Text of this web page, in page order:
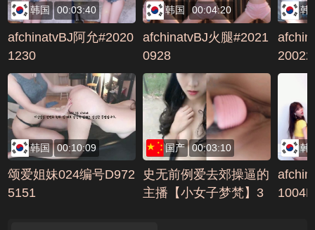
韩国 00:03:40
afchinatvBJ阿允#2020
1230
韩国 00:04:20
afchinatvBJ火腿#2021
0928
韩
韩国 00:10:09
颂爱姐妹024编号D972
5151
国产 00:03:10
史无前例爱去郊操逼的
主播【小女子梦梵】3
韩